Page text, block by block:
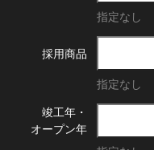
指定なし
採用商品
指定なし
竣工年・
オープン年